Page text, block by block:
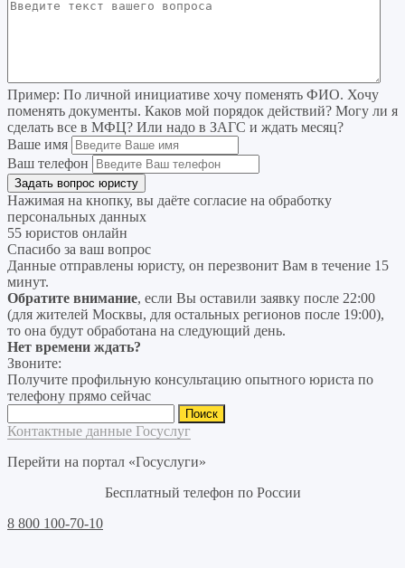
Пример: По личной инициативе хочу поменять ФИО. Хочу
поменять документы. Каков мой порядок действий? Могу ли я
сделать все в МФЦ? Или надо в ЗАГС и ждать месяц?
Ваше имя
Ваш телефон
Нажимая на кнопку, вы даёте согласие на обработку
персональных данных
55 юристов онлайн
Спасибо за ваш вопрос
Данные отправлены юристу, он перезвонит Вам в течение 15
минут.
Обратите внимание, если Вы оставили заявку после 22:00
(для жителей Москвы, для остальных регионов после 19:00),
то она будут обработана на следующий день.
Нет времени ждать?
Звоните:
Получите профильную консультацию опытного юриста по
телефону прямо сейчас
Контактные данные Госуслуг
Перейти на портал «Госуслуги»
Бесплатный телефон по России
8 800 100-70-10